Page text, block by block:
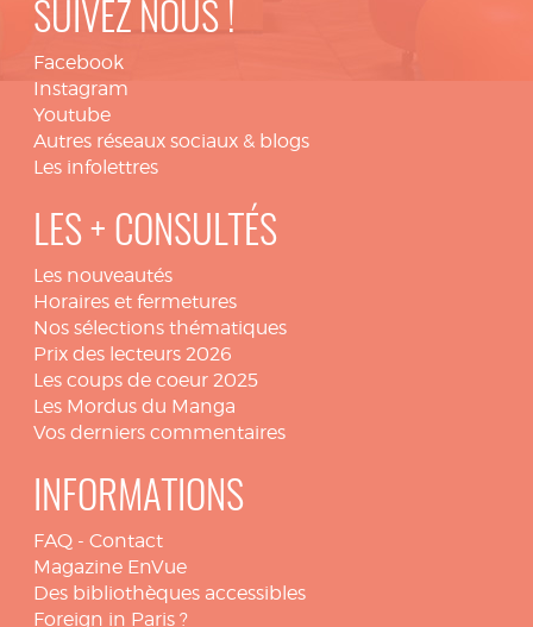
SUIVEZ NOUS !
Facebook
Instagram
Youtube
Autres réseaux sociaux & blogs
Les infolettres
LES + CONSULTÉS
Les nouveautés
Horaires et fermetures
Nos sélections thématiques
Prix des lecteurs 2026
Les coups de coeur 2025
Les Mordus du Manga
Vos derniers commentaires
INFORMATIONS
FAQ - Contact
Magazine EnVue
Des bibliothèques accessibles
Foreign in Paris ?